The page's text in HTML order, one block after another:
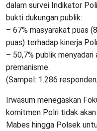
dalam survei Indikator
bukti dukungan publik:
– 67% masyarakat puas
puas) terhadap kinerja
– 50,7% publik
premanisme.
(Sampel: 1.286
Irwasum menegaskan
komitmen Polri tidak
Mabes hingga Polsek